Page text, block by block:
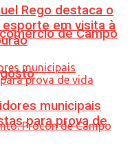
de Campo
Rego destaca o
em visita à
municipais
para prova de